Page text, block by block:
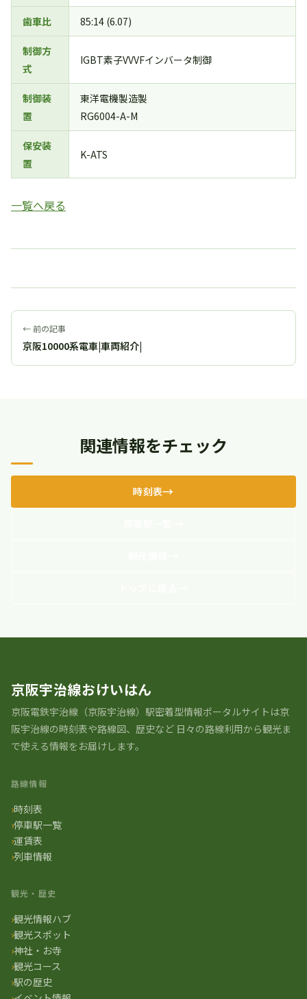
歯車比 85:14 (6.07)
制御方
式
IGBT素子VVVFインバータ制御
制御装
置
東洋電機製造製
RG6004-A-M
保安装
置
K-ATS
一覧へ戻る
← 前の記事
京阪10000系電車|車両紹介|
関連情報をチェック
時刻表
京阪宇治線おけいはん
京阪電鉄宇治線（京阪宇治線）駅密着型情報ポータルサイトは京
阪宇治線の時刻表や路線図、歴史など 日々の路線利用から観光ま
で使える情報をお届けします。
路線情報
時刻表
停車駅一覧
運賃表
列車情報
観光・歴史
観光情報ハブ
観光スポット
神社・お寺
観光コース
駅の歴史